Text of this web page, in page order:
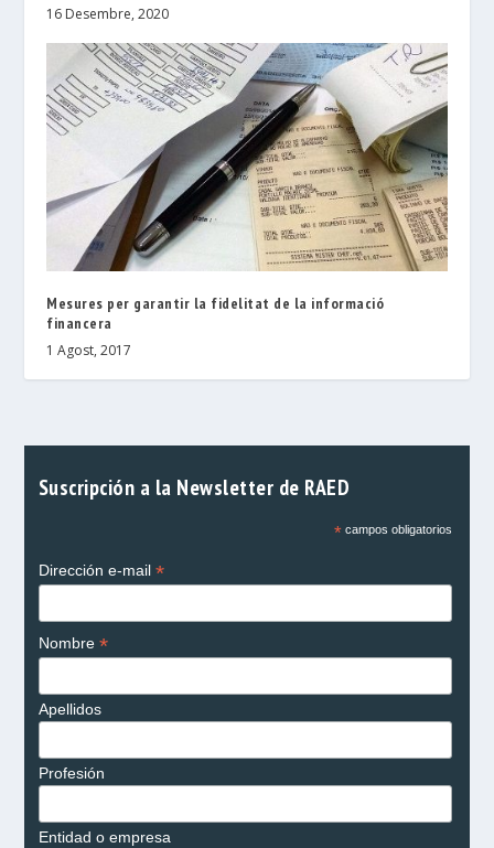
16 Desembre, 2020
Mesures per garantir la fidelitat de la informació
financera
1 Agost, 2017
Suscripción a la Newsletter de RAED
*campos obligatorios
Dirección e-mail *
Nombre *
Apellidos
Profesión
Entidad o empresa